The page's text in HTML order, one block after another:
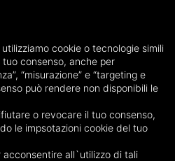
the newspaper by mail
newspaper
cookie o tecnologie simili
consenso, anche per
“misurazione” e “targeting e
può rendere non disponibili le
o revocare il tuo consenso,
le impsotazioni cookie del tuo
acconsentire all`utilizzo di tali